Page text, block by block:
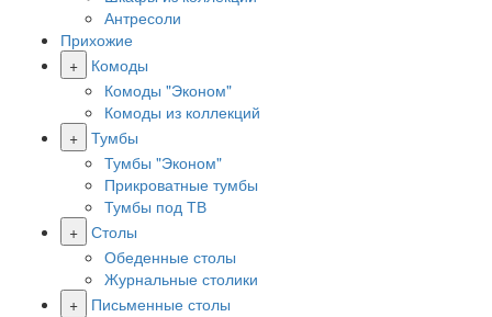
Антресоли
Прихожие
+
Комоды
Комоды "Эконом"
Комоды из коллекций
+ Тумбы
Тумбы "Эконом"
Прикроватные тумбы
Тумбы под ТВ
+ Столы
Обеденные столы
Журнальные столики
+
Письменные столы